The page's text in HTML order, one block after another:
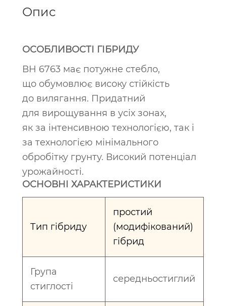
Опис
ОСОБЛИВОСТІ ГІБРИДУ
ВН 6763 має потужне стебло,
що обумовлює високу стійкість
до вилягання. Придатний
для вирощування в усіх зонах,
як за інтенсивною технологією, так і
за технологією мінімального
обробітку грунту. Високий потенціал
урожайності.
ОСНОВНІ ХАРАКТЕРИСТИКИ
Тип гібриду
простий
(модифікований)
гібрид
Група
стиглості
cередньостиглий